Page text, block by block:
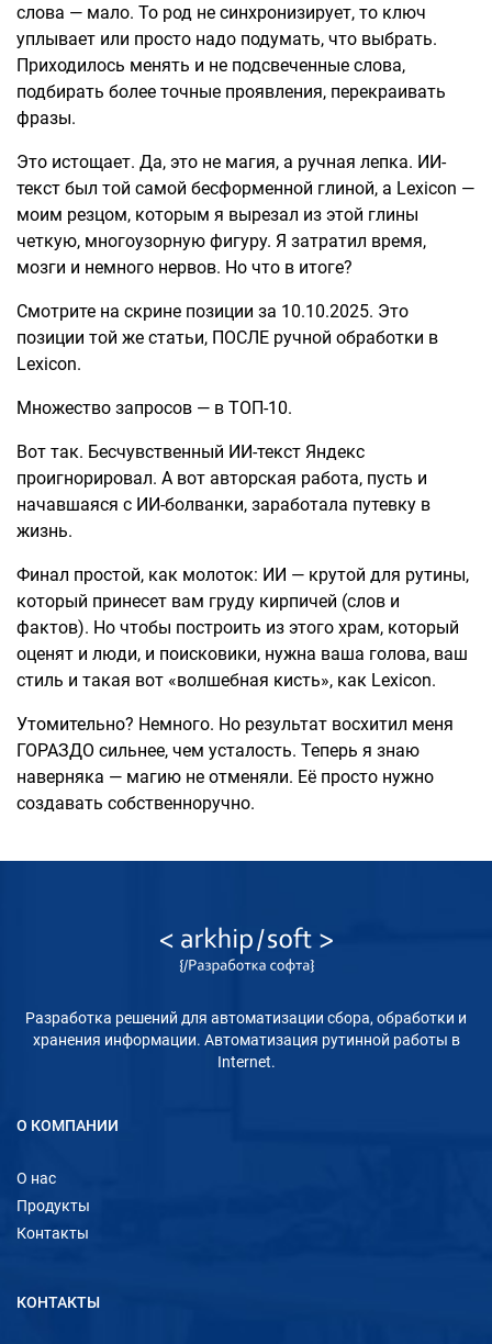
слова — мало. То род не синхронизирует, то ключ
уплывает или просто надо подумать, что выбрать.
Приходилось менять и не подсвеченные слова,
подбирать более точные проявления, перекраивать
фразы.
Это истощает. Да, это не магия, а ручная лепка. ИИ-
текст был той самой бесформенной глиной, а Lexicon —
моим резцом, которым я вырезал из этой глины
четкую, многоузорную фигуру. Я затратил время,
мозги и немного нервов. Но что в итоге?
Смотрите на скрине позиции за 10.10.2025. Это
позиции той же статьи, ПОСЛЕ ручной обработки в
Lexicon.
Множество запросов — в ТОП-10.
Вот так. Бесчувственный ИИ-текст Яндекс
проигнорировал. А вот авторская работа, пусть и
начавшаяся с ИИ-болванки, заработала путевку в
жизнь.
Финал простой, как молоток: ИИ — крутой для рутины,
который принесет вам груду кирпичей (слов и
фактов). Но чтобы построить из этого храм, который
оценят и люди, и поисковики, нужна ваша голова, ваш
стиль и такая вот «волшебная кисть», как Lexicon.
Утомительно? Немного. Но результат восхитил меня
ГОРАЗДО сильнее, чем усталость. Теперь я знаю
наверняка — магию не отменяли. Её просто нужно
создавать собственноручно.
Разработка решений для автоматизации сбора, обработки и
хранения информации. Автоматизация рутинной работы в
Internet.
О КОМПАНИИ
О нас
Продукты
Контакты
КОНТАКТЫ